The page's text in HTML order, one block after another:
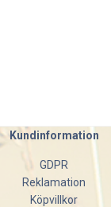
Kundinformation
GDPR
Reklamation
Köpvillkor